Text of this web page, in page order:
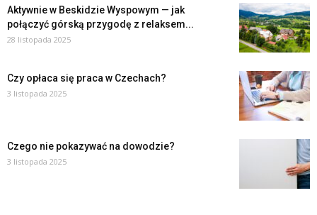
Aktywnie w Beskidzie Wyspowym — jak
połączyć górską przygodę z relaksem...
28 listopada 2025
Czy opłaca się praca w Czechach?
3 listopada 2025
Czego nie pokazywać na dowodzie?
3 listopada 2025